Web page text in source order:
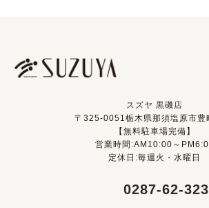
スズヤ 黒磯店
〒325-0051栃木県那須塩原市豊
【無料駐車場完備】
営業時間:AM10:00～
定休日:毎週火・水曜日
0287-62-